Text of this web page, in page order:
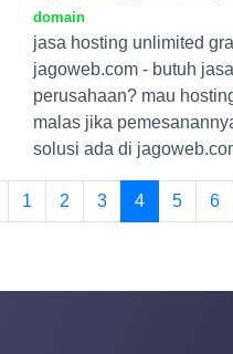
domain
jasa hosting unlimited
jagoweb.com - butuh
perusahaan? mau
malas jika
solusi ada di
1 2 3 4 5 6